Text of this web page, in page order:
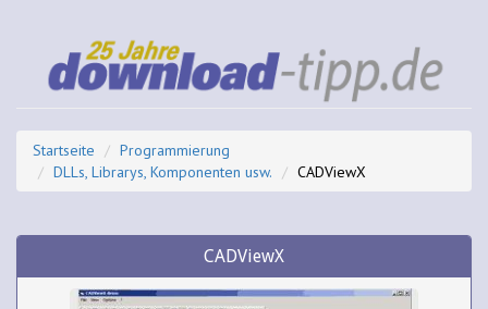
Startseite
Programmierung
DLLs, Librarys, Komponenten usw.
CADViewX
CADViewX